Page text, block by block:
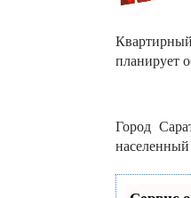
планирует
Город